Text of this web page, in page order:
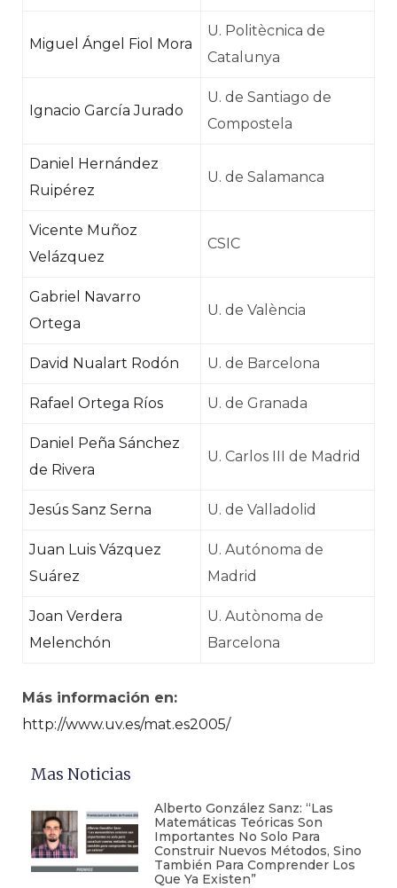
Miguel Ángel Fiol Mora
U. Politècnica de
Catalunya
Ignacio García Jurado
U. de Santiago de
Compostela
Daniel Hernández
Ruipérez
U. de Salamanca
Vicente Muñoz
Velázquez
CSIC
Gabriel Navarro
Ortega
U. de València
David Nualart Rodón U. de Barcelona
Rafael Ortega Ríos U. de Granada
Daniel Peña Sánchez
de Rivera
U. Carlos III de Madrid
Jesús Sanz Serna U. de Valladolid
Juan Luis Vázquez
Suárez
U. Autónoma de
Madrid
Joan Verdera
Melenchón
U. Autònoma de
Barcelona
Más información en:
http://www.uv.es/mat.es2005/
Mas Noticias
Alberto González Sanz: “Las
Matemáticas Teóricas Son
Importantes No Solo Para
Construir Nuevos Métodos, Sino
También Para Comprender Los
Que Ya Existen”